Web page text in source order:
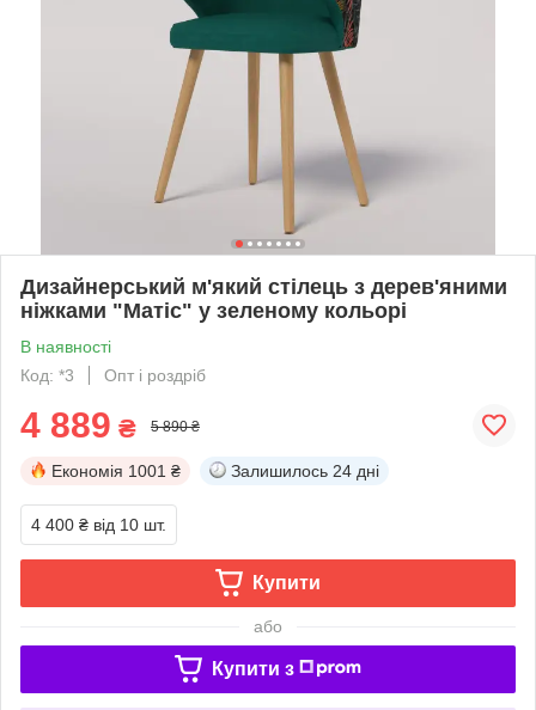
Дизайнерський м'який стілець з дерев'яними
ніжками "Матіс" у зеленому кольорі
В наявності
Код: *3
Опт і роздріб
4 889 ₴ 5 890 ₴
Економія 1001 ₴ Залишилось 24 дні
4 400 ₴ від 10 шт.
Купити
або
Купити з